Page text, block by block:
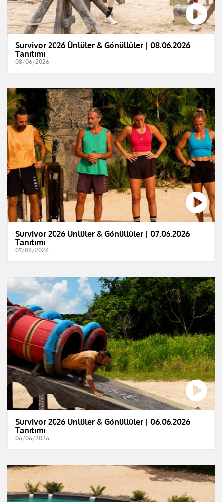
Survivor 2026 Ünlüler & Gönüllüler | 08.06.2026
Tanıtımı
08/06/2026
Survivor 2026 Ünlüler & Gönüllüler | 07.06.2026
Tanıtımı
07/06/2026
Survivor 2026 Ünlüler & Gönüllüler | 06.06.2026
Tanıtımı
06/06/2026